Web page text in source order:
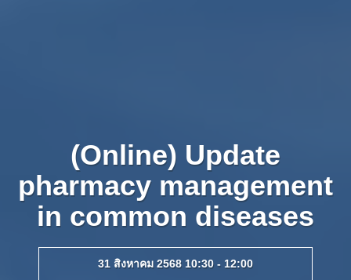
(Online) Update
pharmacy management
in common diseases
31 สิงหาคม 2568 10:30 - 12:00